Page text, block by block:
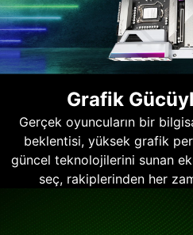
Grafik
Gerçek oyuncuların bir
beklentisi, yüksek grafik
güncel teknolojilerini sunan
seç, rakiplerinden her